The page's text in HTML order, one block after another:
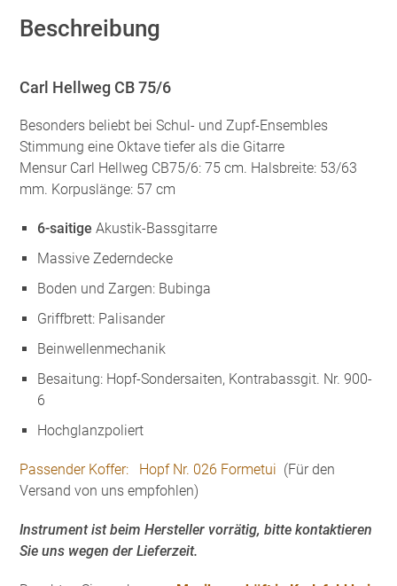
Beschreibung
Carl Hellweg CB 75/6
Besonders beliebt bei Schul- und Zupf-Ensembles
Stimmung eine Oktave tiefer als die Gitarre
Mensur Carl Hellweg CB75/6: 75 cm. Halsbreite: 53/63
mm. Korpuslänge: 57 cm
6-saitige Akustik-Bassgitarre
Massive Zederndecke
Boden und Zargen: Bubinga
Griffbrett: Palisander
Beinwellenmechanik
Besaitung: Hopf-Sondersaiten, Kontrabassgit. Nr. 900-
6
Hochglanzpoliert
Passender Koffer: Hopf Nr. 026 Formetui (Für den
Versand von uns empfohlen)
Instrument ist beim Hersteller vorrätig, bitte kontaktieren
Sie uns wegen der Lieferzeit.